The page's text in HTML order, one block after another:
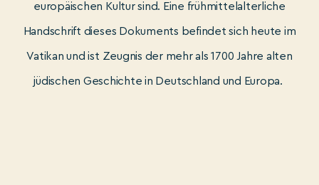
europäischen Kultur sind. Eine frühmittelalterliche
Handschrift dieses Dokuments befindet sich heute im
Vatikan und ist Zeugnis der mehr als 1700 Jahre alten
jüdischen Geschichte in Deutschland und Europa.